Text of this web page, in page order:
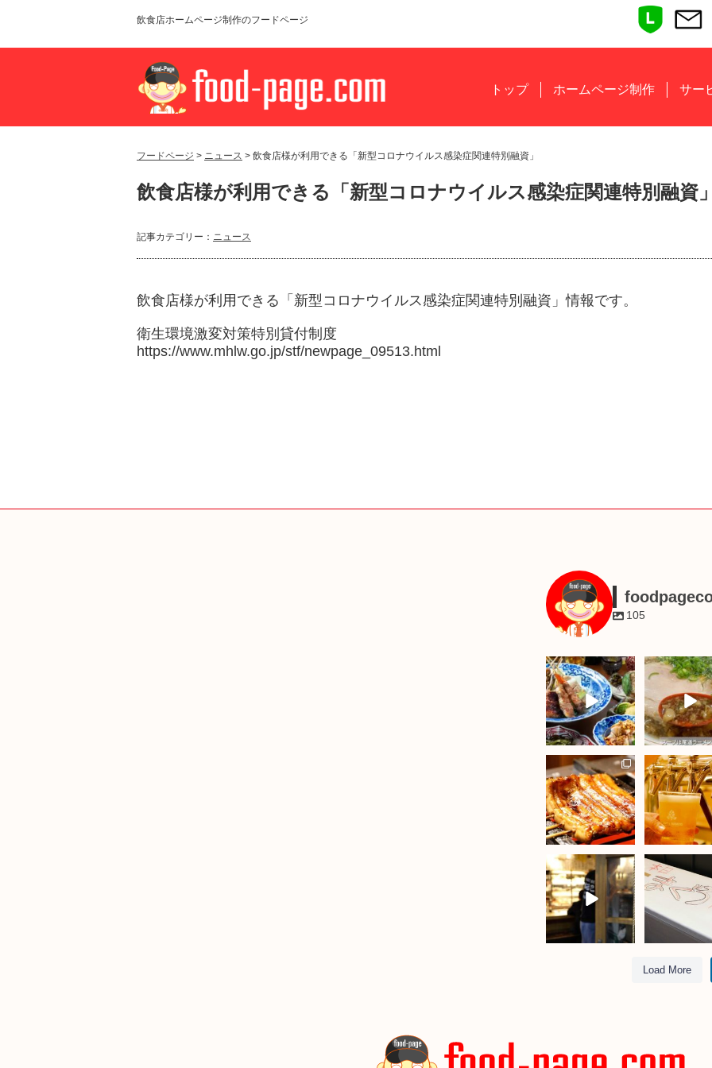
飲食店ホームページ制作のフードページ
トップ ホームページ制作 サー
フードページ > ニュース > 飲食店様が利用できる「新型コロナウイルス感染症関連特別融資」
飲食店様が利用できる「新型コロナウイルス感染症関連特別融資
記事カテゴリー： ニュース
飲食店様が利用できる「新型コロナウイルス感染症関連特別融資」情報です。
衛生環境激変対策特別貸付制度
https://www.mhlw.go.jp/stf/newpage_09513.html
105
Load More